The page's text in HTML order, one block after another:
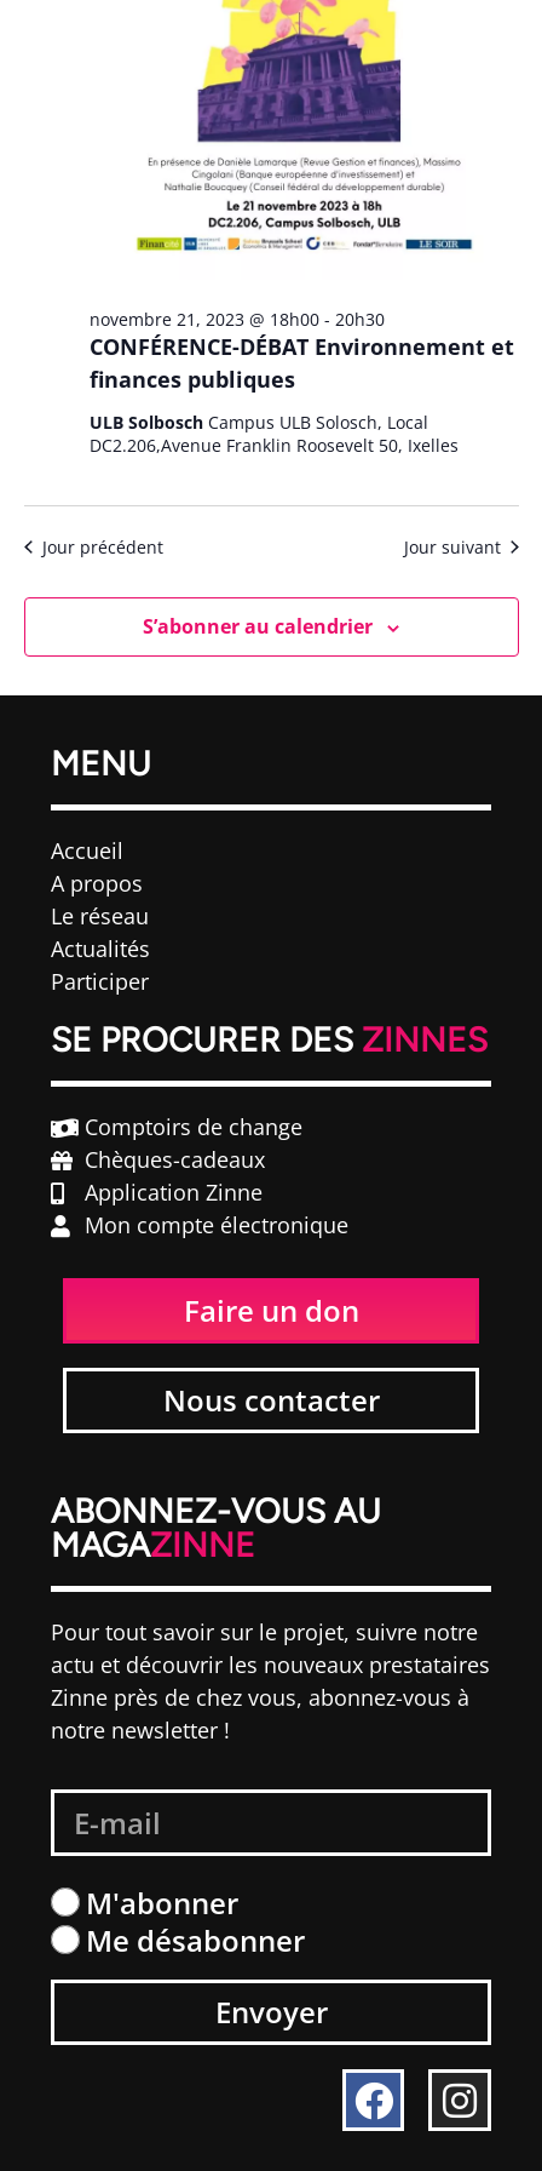
CONFÉRENCE-DÉBAT Environnement et
finances publiques
novembre 21, 2023 @ 18h00- 20h30
ULB Solbosch Campus ULB Solosch, Local
DC2.206,Avenue Franklin Roosevelt 50, Ixelles
Jour précédent Jour suivant
S’abonner au calendrier
MENU
Accueil
A propos
Le réseau
Actualités
Participer
SE PROCURER DES ZINNES
Comptoirs de change
Chèques-cadeaux
Application Zinne
Mon compte électronique
Faire un don
Nous contacter
ABONNEZ-VOUS AU
MAGAZINNE
Pour tout savoir sur le projet, suivre notre
actu et découvrir les nouveaux prestataires
Zinne près de chez vous, abonnez-vous à
notre newsletter !
M'abonner
Me désabonner
Envoyer